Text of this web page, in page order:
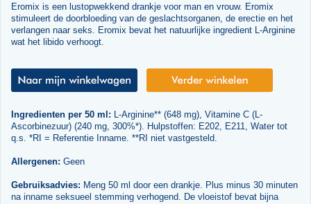
Eromix is een lustopwekkend drankje voor man en vrouw. Eromix
stimuleert de doorbloeding van de geslachtsorganen, de erectie en het
verlangen naar seks. Eromix bevat het natuurlijke ingredient L-Arginine
wat het libido verhoogt.
Ingredienten per 50 ml: L-Arginine** (648 mg), Vitamine C (L-
Ascorbinezuur) (240 mg, 300%*). Hulpstoffen: E202, E211, Water tot
q.s. *RI = Referentie Inname. **RI niet vastgesteld.
Allergenen: Geen
Gebruiksadvies: Meng 50 ml door een drankje. Plus minus 30 minuten
na inname seksueel stemming verhogend. De vloeistof bevat bijna